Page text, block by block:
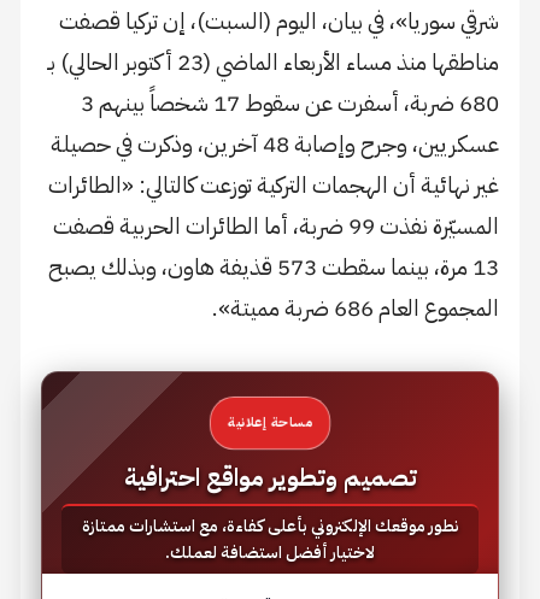
شرقي سوريا»، في بيان، اليوم (السبت)، إن تركيا قصفت
مناطقها منذ مساء الأربعاء الماضي (23 أكتوبر الحالي) بـ
680 ضربة، أسفرت عن سقوط 17 شخصاً بينهم 3
عسكريين، وجرح وإصابة 48 آخرين، وذكرت في حصيلة
غير نهائية أن الهجمات التركية توزعت كالتالي: «الطائرات
المسيّرة نفذت 99 ضربة، أما الطائرات الحربية قصفت
13 مرة، بينما سقطت 573 قذيفة هاون، وبذلك يصبح
المجموع العام 686 ضربة مميتة».
مساحة إعلانية
تصميم وتطوير مواقع احترافية
نطور موقعك الإلكتروني بأعلى كفاءة، مع استشارات ممتازة
لاختيار أفضل استضافة لعملك.